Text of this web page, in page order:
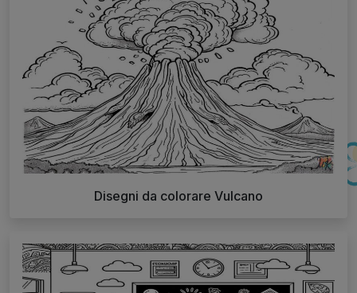
Disegni da colorare Vulcano